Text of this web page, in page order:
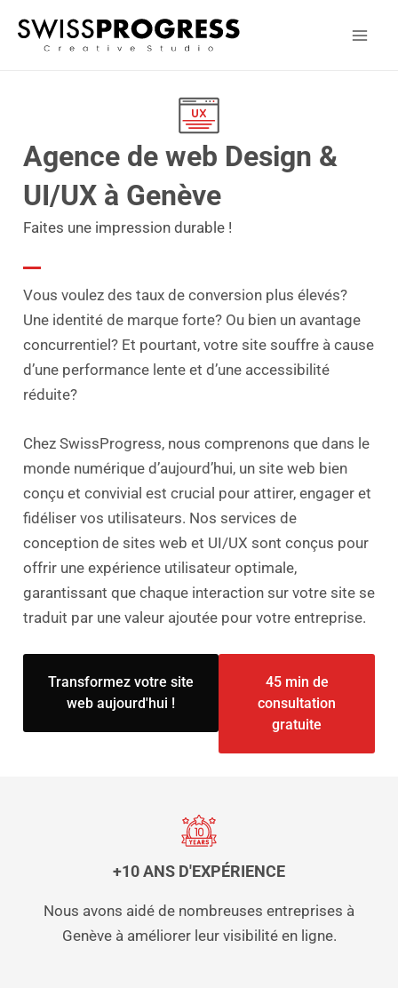
Agence de web Design &
UI/UX à Genève​
Faites une impression durable !
Vous voulez des taux de conversion plus élevés?
Une identité de marque forte? Ou bien un avantage
concurrentiel? Et pourtant, votre site souffre à cause
d’une performance lente et d’une accessibilité
réduite?
Chez SwissProgress, nous comprenons que dans le
monde numérique d’aujourd’hui, un site web bien
conçu et convivial est crucial pour attirer, engager et
fidéliser vos utilisateurs. Nos services de
conception de sites web et UI/UX sont conçus pour
offrir une expérience utilisateur optimale,
garantissant que chaque interaction sur votre site se
traduit par une valeur ajoutée pour votre entreprise.
Transformez votre site
web aujourd'hui !
45 min de
consultation
gratuite
+10 ANS D'EXPÉRIENCE
Nous avons aidé de nombreuses entreprises à
Genève à améliorer leur visibilité en ligne.